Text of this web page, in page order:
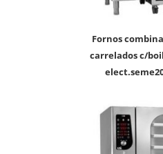
fornos combinados caldeira
carrelados c/